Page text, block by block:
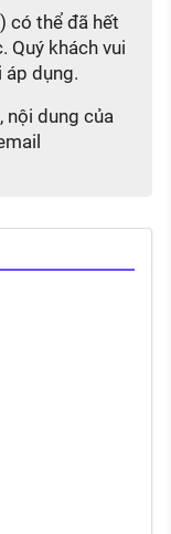
có thể đã hết
Quý khách vui
dụng.
nội dung của